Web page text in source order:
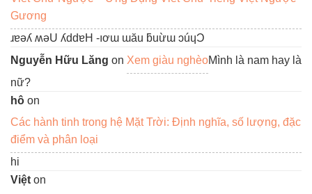
Gương
ɹɐǝʎ ʍǝU ʎddɐH -ıơɯ ɯău ƃuừɯ ɔúɥƆ
Nguyễn Hữu Lăng on Xem giàu nghèoMình là nam hay là
nữ?
hô on
Các hành tinh trong hệ Mặt Trời: Định nghĩa, số lượng, đặc
điểm và phân loại
hi
Việt on